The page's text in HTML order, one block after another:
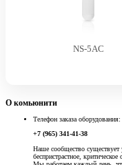
NS-5AC
О комьюнити
Телефон заказа оборудования:
+7 (965) 341-41-38
Наше сообщество
беспристрастное,